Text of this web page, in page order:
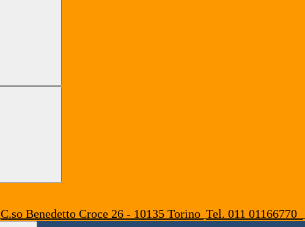
C.so Benedetto Croce 26 - 10135 Torino Tel. 011 01166770